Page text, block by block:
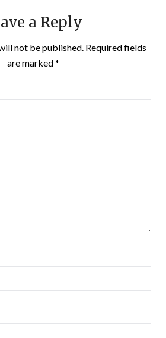
a Reply
not be published. Required fields
are marked*